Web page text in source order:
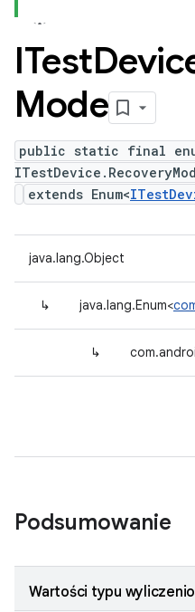
ITest
Mode
public static final
extends Enum<
java.lang.Object
↳ java.lang.Enum<
↳
Podsumowanie
Wartości typu